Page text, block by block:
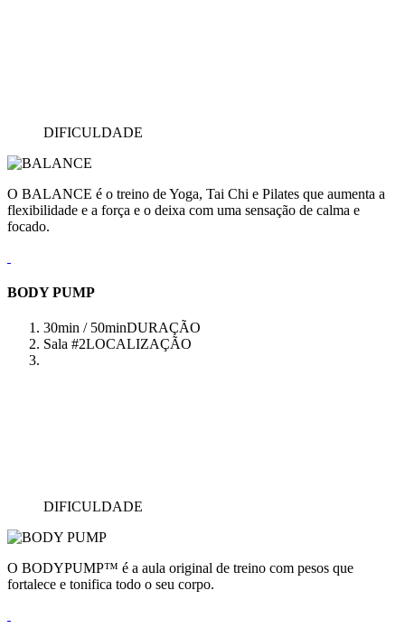
DIFICULDADE
O BALANCE é o treino de Yoga, Tai Chi e Pilates que aumenta a
flexibilidade e a força e o deixa com uma sensação de calma e
focado.
BODY PUMP
30min / 50minDURAÇÃO
Sala #2LOCALIZAÇÃO
DIFICULDADE
O BODYPUMP™ é a aula original de treino com pesos que
fortalece e tonifica todo o seu corpo.